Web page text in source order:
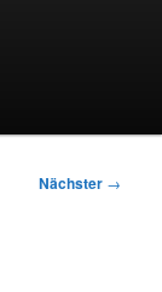
Nächster →